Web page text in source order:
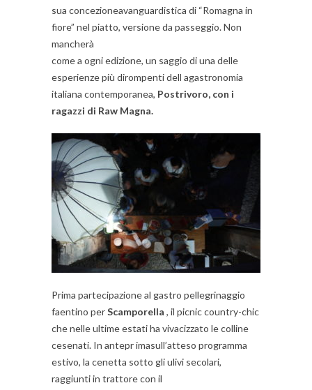
sua concezioneavanguardistica di “Romagna in
fiore” nel piatto, versione da passeggio. Non
mancherà
come a ogni edizione, un saggio di una delle
esperienze più dirompenti dell agastronomia
italiana contemporanea, Postrivoro, con i
ragazzi di Raw Magna.
Prima partecipazione al gastro pellegrinaggio
faentino perScamporella , il picnic country-chic
che nelle ultime estati ha vivacizzato le colline
cesenati. In antepr imasull’atteso programma
estivo, la cenetta sotto gli ulivi secolari,
raggiunti in trattore con il